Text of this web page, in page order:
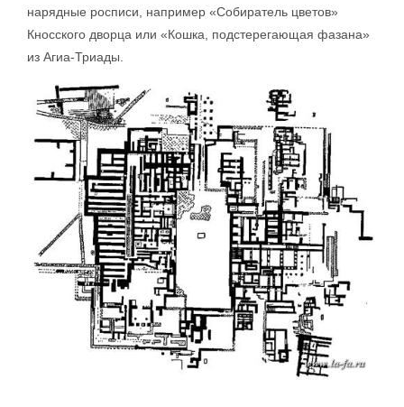
нарядные росписи, например «Собиратель цветов»
Кносского дворца или «Кошка, подстерегающая фазана»
из Агиа-Триады.